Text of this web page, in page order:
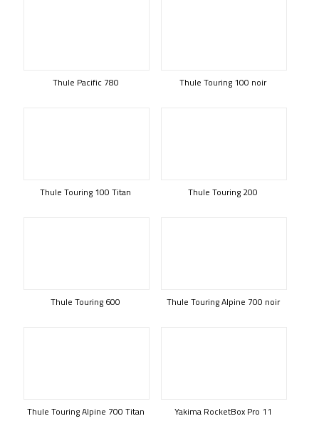
Thule Pacific 780 Thule Touring 100 noir
Thule Touring 100 Titan Thule Touring 200
Thule Touring 600 Thule Touring Alpine 700 noir
Thule Touring Alpine 700 Titan Yakima RocketBox Pro 11